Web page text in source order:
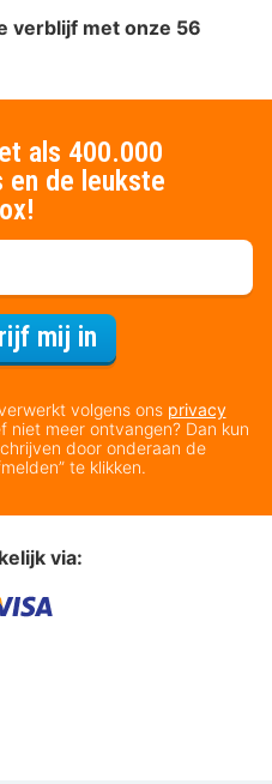
verblijf met onze 56
als 400.000
en de leukste
mij in
volgens ons privacy
niet meer ontvangen? Dan kun
door onderaan de
te klikken.
via: